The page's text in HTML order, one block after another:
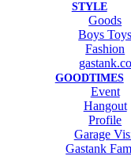
STYLE
Goods
Boys
Fashion
gastank.co
GOODTIMES
Event
Hangout
Profile
Garage
Gastank